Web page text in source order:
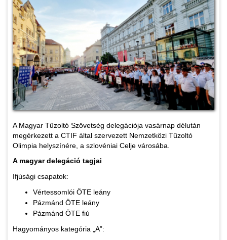
A Magyar Tűzoltó Szövetség delegációja vasárnap délután
megérkezett a CTIF által szervezett Nemzetközi Tűzoltó
Olimpia helyszínére, a szlovéniai Celje városába.
A magyar delegáció tagjai
Ifjúsági csapatok:
Vértessomlói ÖTE leány
Pázmánd ÖTE leány
Pázmánd ÖTE fiú
Hagyományos kategória „A”: